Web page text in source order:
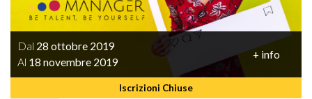
Iscrizioni Chiuse
Dal 28 ottobre 2019
Al 18 novembre 2019
+ info